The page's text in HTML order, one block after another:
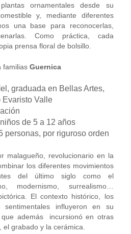
ornamentales desde su
y, mediante diferentes
una base para reconocerlas,
Como práctica, cada
prensa floral de bolsillo.
familiasGuernica
graduada en Bellas Artes,
Evaristo Valle
de 5 a 12 años
personas, por riguroso orden
malagueño, revolucionario en la
los diferentes movimientos
del último siglo como el
modernismo, surrealismo…
El contexto histórico, los
influyeron en su
además incursionó en otras
grabado y la cerámica.